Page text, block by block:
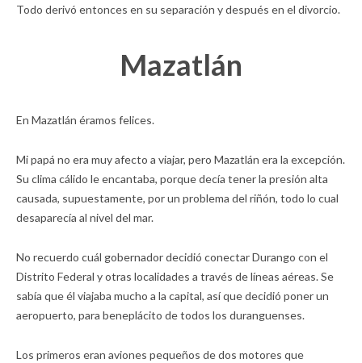
Todo derivó entonces en su separación y después en el divorcio.
Mazatlán
En Mazatlán éramos felices.
Mi papá no era muy afecto a viajar, pero Mazatlán era la excepción.
Su clima cálido le encantaba, porque decía tener la presión alta
causada, supuestamente, por un problema del riñón, todo lo cual
desaparecía al nivel del mar.
No recuerdo cuál gobernador decidió conectar Durango con el
Distrito Federal y otras localidades a través de líneas aéreas. Se
sabía que él viajaba mucho a la capital, así que decidió poner un
aeropuerto, para beneplácito de todos los duranguenses.
Los primeros eran aviones pequeños de dos motores que